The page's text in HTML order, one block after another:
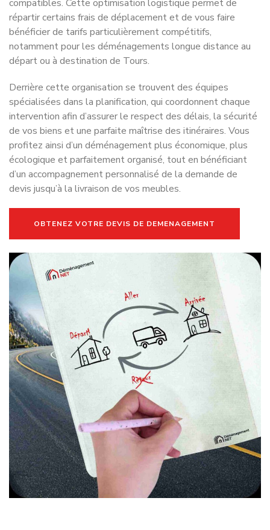
Nous couvrons votre région
Couverture enCentre-Val de
Loire
Service de déménagement à
Bourges
Service de déménagement à
Chartres
Service de déménagement à
Dreux
Service de déménagement à
Joué-lès-Tours
Service de déménagement à
Orléans
Service de déménagement à
Vierzon
Informations et emplacement
Des monuments à connaitre dans
la ville deTours